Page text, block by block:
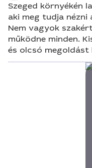
Szeged környékén
aki meg tudja nézni
Nem vagyok
működne minden.
és olcsó megoldást